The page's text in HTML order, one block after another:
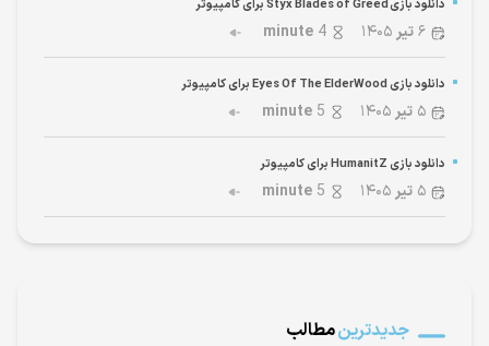
دانلود بازی Styx Blades of Greed برای کامپیوتر
۶تیر۱۴۰۵ 4
minute
دانلود بازی Eyes Of The ElderWood برای کامپیوتر
۵ تیر۱۴۰۵ 5
minute
دانلود بازی HumanitZ برای کامپیوتر
۵ تیر۱۴۰۵ 5
minute
جدیدترینمطالب